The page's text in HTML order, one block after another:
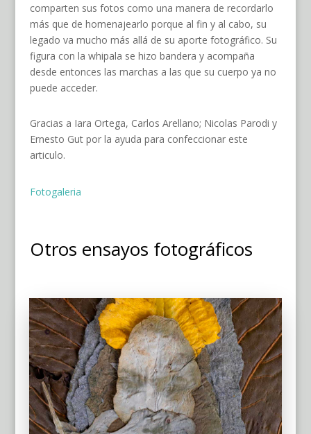
comparten sus fotos como una manera de recordarlo
más que de homenajearlo porque al fin y al cabo, su
legado va mucho más allá de su aporte fotográfico. Su
figura con la whipala se hizo bandera y acompaña
desde entonces las marchas a las que su cuerpo ya no
puede acceder.
Gracias a Iara Ortega, Carlos Arellano; Nicolas Parodi y
Ernesto Gut por la ayuda para confeccionar este
articulo.
Fotogaleria
Otros ensayos fotográficos